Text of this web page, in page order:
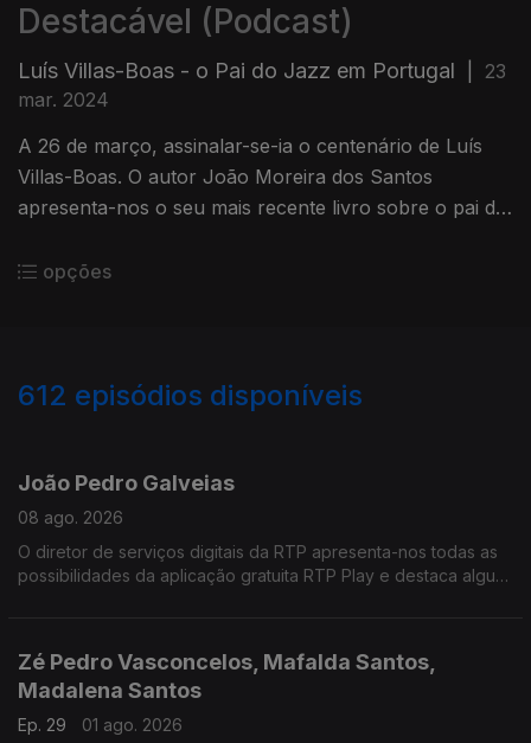
Destacável (Podcast)
Luís Villas-Boas - o Pai do Jazz em Portugal
23
mar. 2024
A 26 de março, assinalar-se-ia o centenário de Luís
Villas-Boas. O autor João Moreira dos Santos
apresenta-nos o seu mais recente livro sobre o pai do
opções
612 episódios disponíveis
João Pedro Galveias
08 ago. 2026
O diretor de serviços digitais da RTP apresenta-nos todas as
possibilidades da aplicação gratuita RTP Play e destaca alguns
Zé Pedro Vasconcelos, Mafalda Santos,
Madalena Santos
Ep. 29
01 ago. 2026